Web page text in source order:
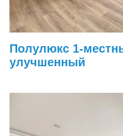
Полулюкс 1-
улучшенный